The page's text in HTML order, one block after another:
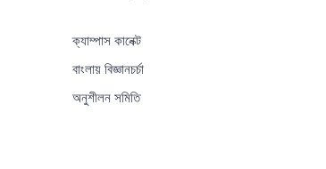
ক্যাম্পাস কানেক্ট
বাংলায় বিজ্ঞানচর্চা
অনুশীলন সমিতি